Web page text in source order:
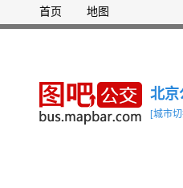
首页 地图
北京
[城市